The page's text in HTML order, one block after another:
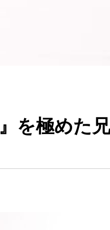
を極めた